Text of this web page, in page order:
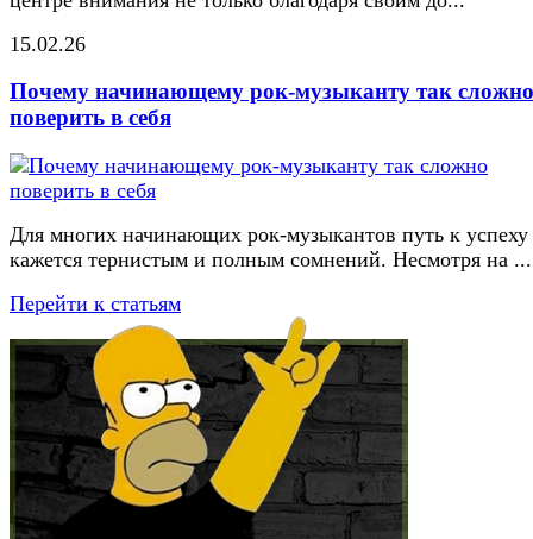
15.02.26
Почему начинающему рок-музыканту так сложно
поверить в себя
Для многих начинающих рок-музыкантов путь к успеху
кажется тернистым и полным сомнений. Несмотря на ...
Перейти к статьям